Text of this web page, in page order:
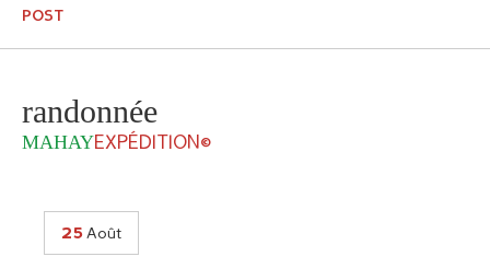
POST
randonnée
MAHAYEXPÉDITION©
25 Août